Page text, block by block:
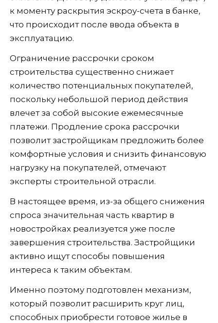
к моменту раскрытия эскроу-счета в банке,
что происходит после ввода объекта в
эксплуатацию.
Ограничение рассрочки сроком
строительства существенно снижает
количество потенциальных покупателей,
поскольку небольшой период действия
влечет за собой высокие ежемесячные
платежи. Продление срока рассрочки
позволит застройщикам предложить более
комфортные условия и снизить финансовую
нагрузку на покупателей, отмечают
эксперты строительной отрасли.
В настоящее время, из-за общего снижения
спроса значительная часть квартир в
новостройках реализуется уже после
завершения строительства. Застройщики
активно ищут способы повышения
интереса к таким объектам.
Именно поэтому подготовлен механизм,
который позволит расширить круг лиц,
способных приобрести готовое жилье в